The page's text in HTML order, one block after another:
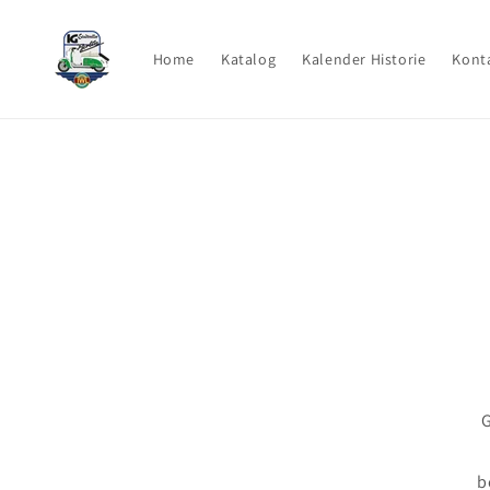
Inhalt
Home Katalog Kalender Historie